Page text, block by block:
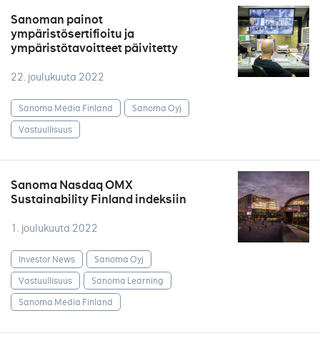
Sanoman painot
ympäristösertifioitu ja
ympäristötavoitteet päivitetty
22. joulukuuta 2022
Sanoma Media Finland
Sanoma Oyj
Vastuullisuus
Sanoma Nasdaq OMX
Sustainability Finland indeksiin
1. joulukuuta 2022
Investor News
Sanoma Oyj
Vastuullisuus
Sanoma Learning
Sanoma Media Finland